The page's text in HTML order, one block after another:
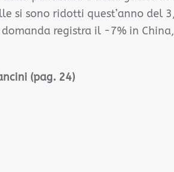
si sono ridotti quest’anno del
registra il -7% in
(pag. 24)